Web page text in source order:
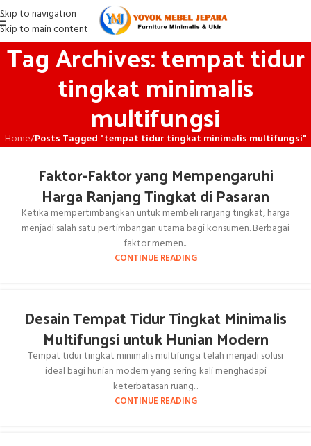
Skip to navigation
Skip to main content
Tag Archives: tempat tidur
tingkat minimalis
multifungsi
Home/Posts Tagged "tempat tidur tingkat minimalis multifungsi"
Faktor-Faktor yang Mempengaruhi
Harga Ranjang Tingkat di Pasaran
Ketika mempertimbangkan untuk membeli ranjang tingkat, harga
menjadi salah satu pertimbangan utama bagi konsumen. Berbagai
faktor memen...
CONTINUE READING
Desain Tempat Tidur Tingkat Minimalis
Multifungsi untuk Hunian Modern
Tempat tidur tingkat minimalis multifungsi telah menjadi solusi
ideal bagi hunian modern yang sering kali menghadapi
keterbatasan ruang...
CONTINUE READING